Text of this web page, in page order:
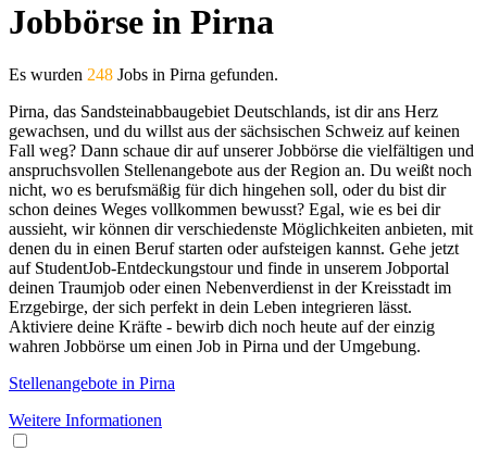
Jobbörse in Pirna
Es wurden 248 Jobs in Pirna gefunden.
Pirna, das Sandsteinabbaugebiet Deutschlands, ist dir ans Herz
gewachsen, und du willst aus der sächsischen Schweiz auf keinen
Fall weg? Dann schaue dir auf unserer Jobbörse die vielfältigen und
anspruchsvollen Stellenangebote aus der Region an. Du weißt noch
nicht, wo es berufsmäßig für dich hingehen soll, oder du bist dir
schon deines Weges vollkommen bewusst? Egal, wie es bei dir
aussieht, wir können dir verschiedenste Möglichkeiten anbieten, mit
denen du in einen Beruf starten oder aufsteigen kannst. Gehe jetzt
auf StudentJob-Entdeckungstour und finde in unserem Jobportal
deinen Traumjob oder einen Nebenverdienst in der Kreisstadt im
Erzgebirge, der sich perfekt in dein Leben integrieren lässt.
Aktiviere deine Kräfte - bewirb dich noch heute auf der einzig
wahren Jobbörse um einen Job in Pirna und der Umgebung.
Stellenangebote in Pirna
Weitere Informationen